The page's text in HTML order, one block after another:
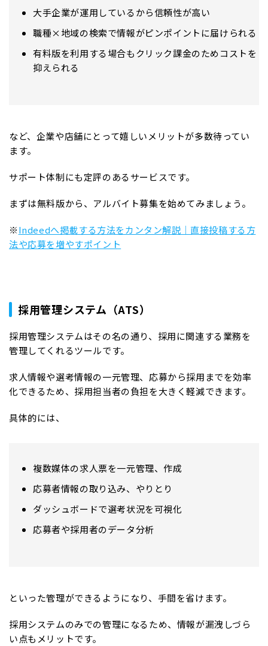
大手企業が運用しているから信頼性が高い
職種×地域の検索で情報がピンポイントに届けられる
有料版を利用する場合もクリック課金のためコストを
抑えられる
など、企業や店舗にとって嬉しいメリットが多数待ってい
ます。
サポート体制にも定評のあるサービスです。
まずは無料版から、アルバイト募集を始めてみましょう。
※Indeedへ掲載する方法をカンタン解説｜直接投稿する方
法や応募を増やすポイント
採用管理システム（ATS）
採用管理システムはその名の通り、採用に関連する業務を
管理してくれるツールです。
求人情報や選考情報の一元管理、応募から採用までを効率
化できるため、採用担当者の負担を大きく軽減できます。
具体的には、
複数媒体の求人票を一元管理、作成
応募者情報の取り込み、やりとり
ダッシュボードで選考状況を可視化
応募者や採用者のデータ分析
といった管理ができるようになり、手間を省けます。
採用システムのみでの管理になるため、情報が漏洩しづら
い点もメリットです。